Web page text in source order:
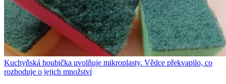
Kuchyňská houbička uvolňuje mikroplasty. Vědce překvapilo, co
rozhoduje o jejich množství